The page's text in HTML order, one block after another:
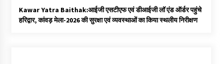
Kawar Yatra Baithak:आईजी एसटीएफ एवं डीआईजी लॉ एंड ऑर्डर पहुंचे
हरिद्वार, कांवड़ मेला-2026 की सुरक्षा एवं व्यवस्थाओं का किया स्थलीय निरीक्षण